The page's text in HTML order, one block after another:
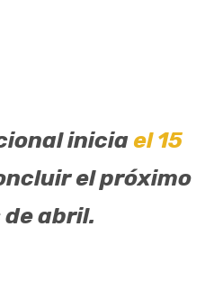
inicia el 15
el próximo
de abril.